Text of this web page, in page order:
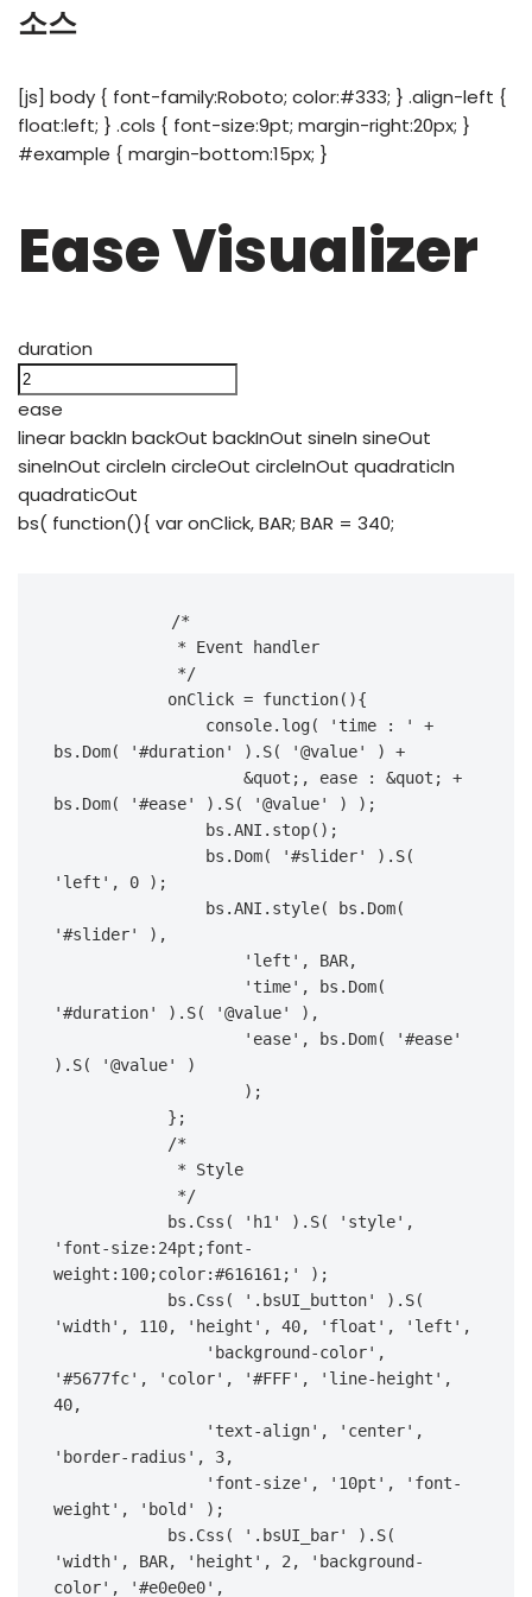
소스
[js] body { font-family:Roboto; color:#333; } .align-left {
float:left; } .cols { font-size:9pt; margin-right:20px; }
#example { margin-bottom:15px; }
Ease Visualizer
duration
ease
linear backIn backOut backInOut sineIn sineOut
sineInOut circleIn circleOut circleInOut quadraticIn
quadraticOut
bs( function(){ var onClick, BAR; BAR = 340;
bs.Dom( '#duration' ).S( '@value' ) +
bs.Dom( '#ease' ).S( '@value' ) );
'left', 0 );
'#slider' ),
'#duration' ).S( '@value' ),
).S( '@value' )
'font-size:24pt;font-
weight:100;color:#616161;' );
'width', 110, 'height', 40, 'float', 'left',
'#5677fc', 'color', '#FFF', 'line-height',
40,
'border-radius', 3,
weight', 'bold' );
'width', BAR, 'height', 2, 'background-
color', '#e0e0e0',